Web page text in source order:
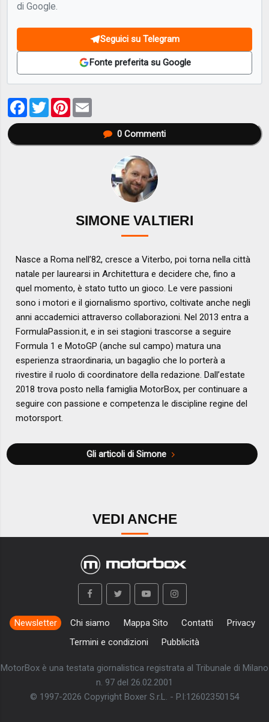
di Google.
Seguici su Telegram
Fonte preferita su Google
Facebook
TwitterPinterest
0Commenti
SIMONE VALTIERI
Nasce a Roma nell’82, cresce a Viterbo, poi torna nella città
natale per laurearsi in Architettura e decidere che, fino a
quel momento, è stato tutto un gioco. Le vere passioni
sono i motori e il giornalismo sportivo, coltivate anche negli
anni accademici attraverso collaborazioni. Nel 2013 entra a
FormulaPassion.it, e in sei stagioni trascorse a seguire
Formula 1 e MotoGP (anche sul campo) matura una
esperienza straordinaria, un bagaglio che lo porterà a
rivestire il ruolo di coordinatore della redazione. Dall’estate
2018 trova posto nella famiglia MotorBox, per continuare a
seguire con passione e competenza le discipline regine del
motorsport.
Gli articoli di Simone
VEDI ANCHE
Newsletter Chi siamo Mappa Sito Contatti
Privacy
Termini e condizioni
Pubblicità
MotorBox è una testata giornalistica registrata al Tribunale di Milano
n. 97 del 26.02.2001
© 1997-2026 Copyright Boxer S.r.L. - P.I:12602350154